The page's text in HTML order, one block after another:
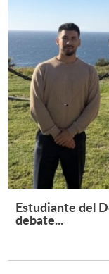
Estudiante del
debate...